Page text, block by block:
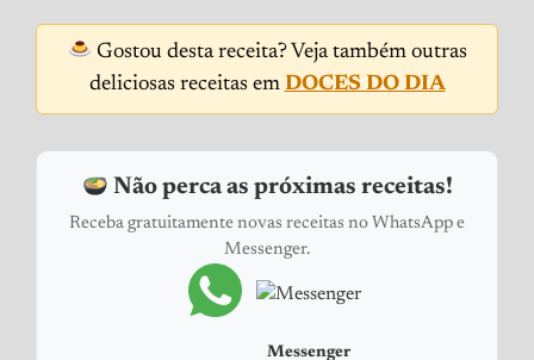
Gostou desta receita? Veja também outras
deliciosas receitas em DOCES DO DIA
Não perca as próximas receitas!
Receba gratuitamente novas receitas no WhatsApp e
Messenger.
Messenger